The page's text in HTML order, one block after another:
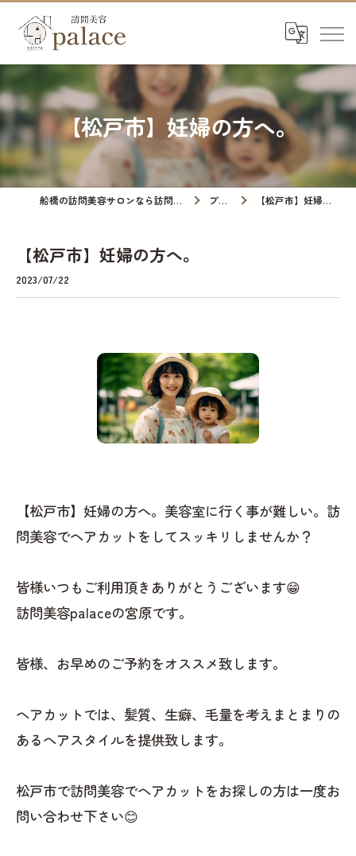
【松戸市】妊婦の方へ。
船橋の訪問美容サロンなら訪問美容palace ブログ 【松戸市】妊婦の方へ。
【松戸市】妊婦の方へ。
2023/07/22
【松戸市】妊婦の方へ。美容室に行く事が難しい。訪
問美容でヘアカットをしてスッキリしませんか？
皆様いつもご利用頂きありがとうございます😁
訪問美容palaceの宮原です。
皆様、お早めのご予約をオススメ致します。
ヘアカットでは、髪質、生癖、毛量を考えまとまりの
あるヘアスタイルを提供致します。
松戸市で訪問美容でヘアカットをお探しの方は一度お
問い合わせ下さい😊